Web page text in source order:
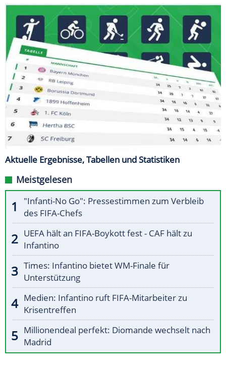
Aktuelle Ergebnisse, Tabellen und Statistiken
Meistgelesen
"Infanti-No Go": Pressestimmen zum Verbleib
des FIFA-Chefs
UEFA hält an FIFA-Boykott fest - CAF hält zu
Infantino
Times: Infantino bietet WM-Finale für
Unterstützung
Medien: Infantino ruft FIFA-Mitarbeiter zu
Krisentreffen
Millionendeal perfekt: Diomande wechselt nach
Madrid